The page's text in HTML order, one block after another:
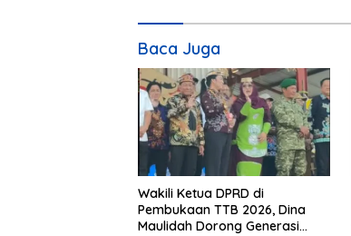
Baca Juga
Wakili Ketua DPRD di
Pembukaan TTB 2026, Dina
Maulidah Dorong Generasi